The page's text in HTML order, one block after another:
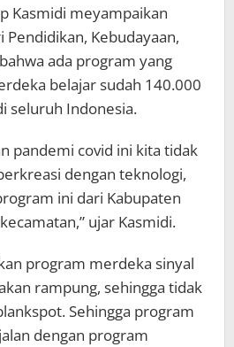
Kasmidi meyampaikan
Kebudayaan,
ada program yang
belajar sudah 140.000
seluruh Indonesia.
pandemi covid ini kita tidak
dengan teknologi,
ini dari Kabupaten
ujar Kasmidi.
program merdeka sinyal
rampung, sehingga tidak
Sehingga program
dengan program